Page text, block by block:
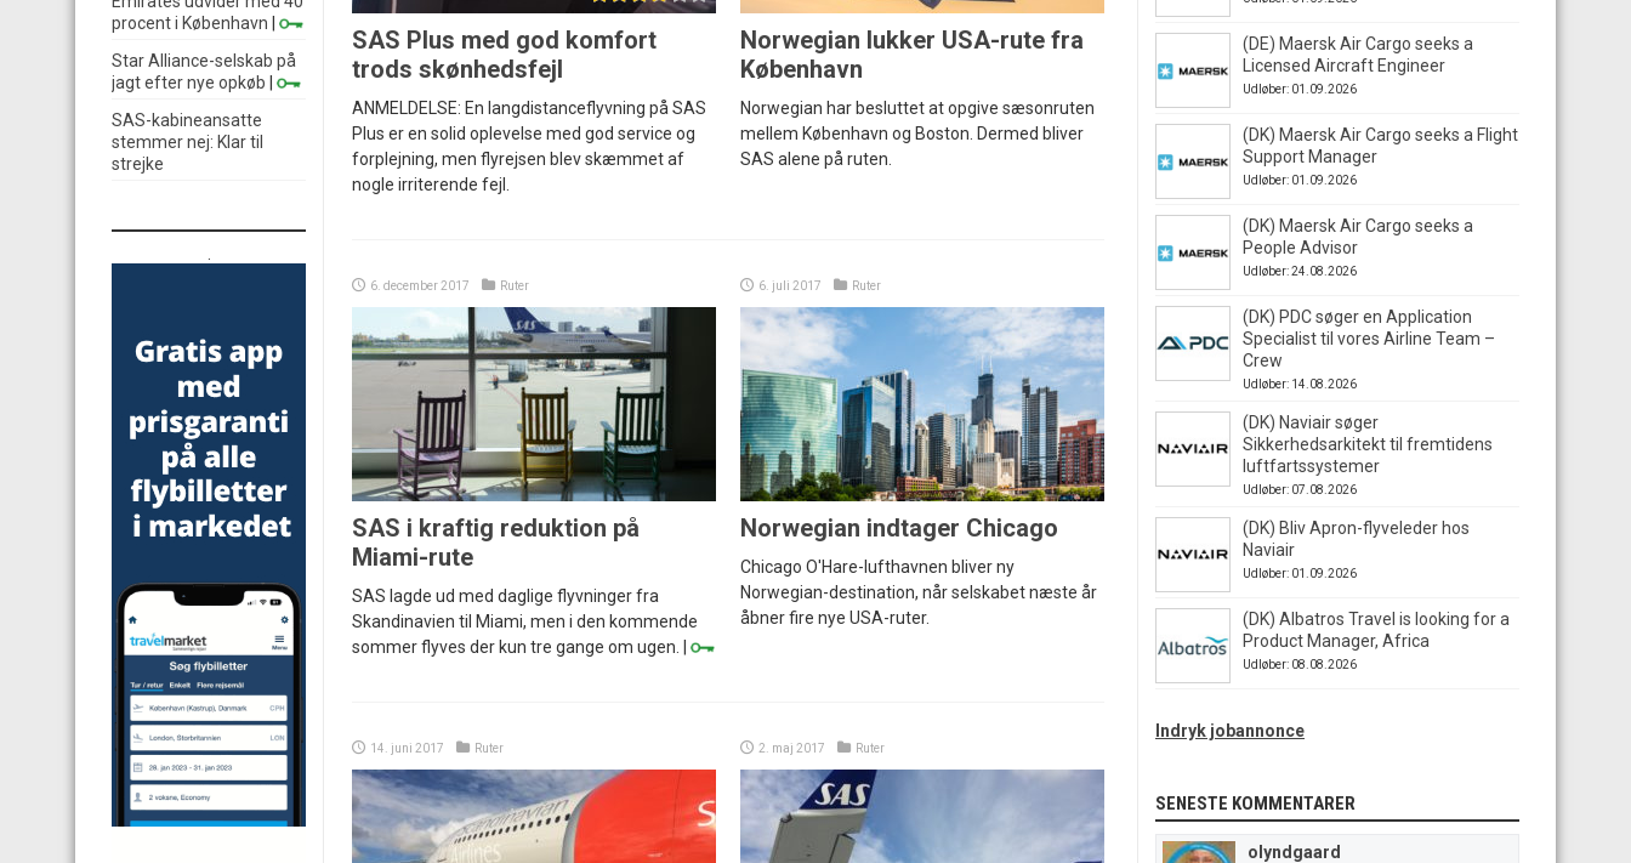
SAS Plus med god komfort
trods skønhedsfejl
ANMELDELSE: En langdistanceflyvning på SAS
Plus er en solid oplevelse med god service og
forplejning, men flyrejsen blev skæmmet af
nogle irriterende fejl.
Norwegian lukker USA-rute fra
København
Norwegian har besluttet at opgive sæsonruten
mellem København og Boston. Dermed bliver
SAS alene på ruten.
6. december 2017 Ruter
SAS i kraftig reduktion på
Miami-rute
SAS lagde ud med daglige flyvninger fra
Skandinavien til Miami, men i den kommende
sommer flyves der kun tre gange om ugen. |
6. juli 2017 Ruter
Norwegian indtager Chicago
Chicago O'Hare-lufthavnen bliver ny
Norwegian-destination, når selskabet næste år
åbner fire nye USA-ruter.
14. juni 2017 Ruter 2. maj 2017 Ruter
procent i København
Star Alliance-selskab på
jagt efter nye opkøb
SAS-kabineansatte
stemmer nej: Klar til
strejke
(DE) Maersk Air Cargo seeks a
Licensed Aircraft Engineer
Udløber: 01.09.2026
(DK) Maersk Air Cargo seeks a Flight
Support Manager
Udløber: 01.09.2026
(DK) Maersk Air Cargo seeks a
People Advisor
Udløber: 24.08.2026
(DK) PDC søger en Application
Specialist til vores Airline Team –
Crew
Udløber: 14.08.2026
(DK) Naviair søger
Sikkerhedsarkitekt til fremtidens
luftfartssystemer
Udløber: 07.08.2026
(DK) Bliv Apron-flyveleder hos
Naviair
Udløber: 01.09.2026
(DK) Albatros Travel is looking for a
Product Manager, Africa
Udløber: 08.08.2026
Indryk jobannonce
SENESTE KOMMENTARER
olyndgaard